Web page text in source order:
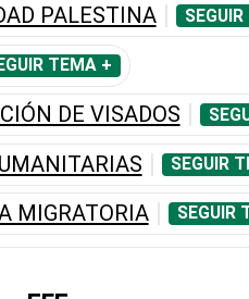
PALESTINA
TEMA +
DE VISADOS
SEGUIR
MIGRATORIA SEGUIR